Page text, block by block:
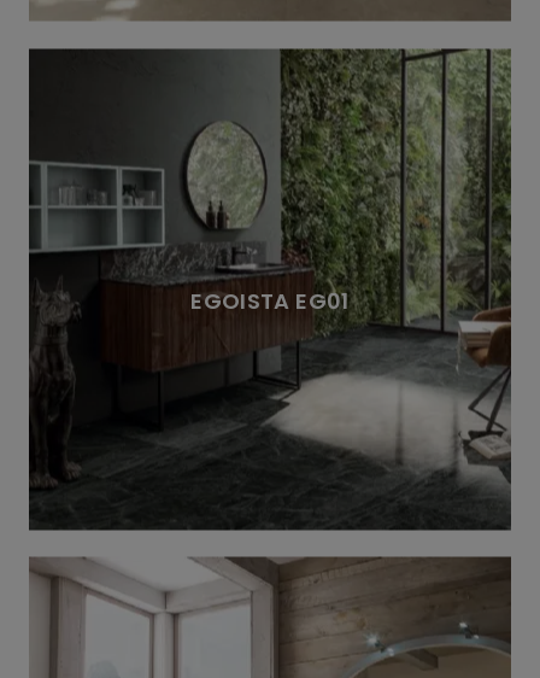
EGOISTA EG01